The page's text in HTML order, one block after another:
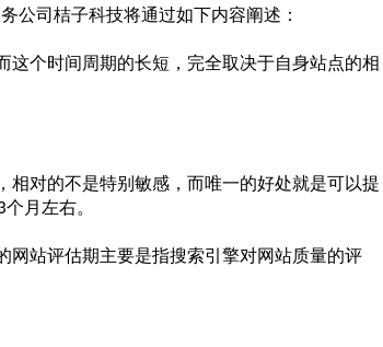
公司桔子科技将通过如下内容阐述：
个时间周期的长短，完全取决于自身站点的相
对的不是特别敏感，而唯一的好处就是可以提
月左右。
站评估期主要是指搜索引擎对网站质量的评